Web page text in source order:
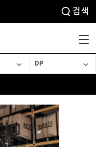
검색
 DP 